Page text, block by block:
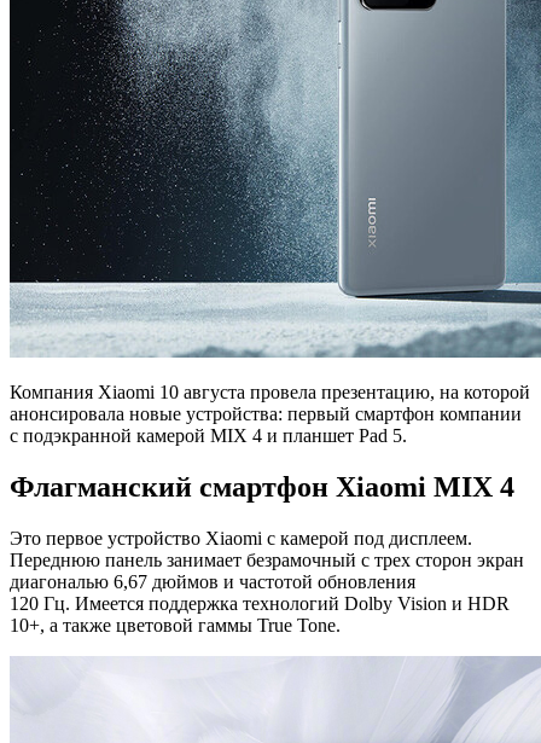
Компания Xiaomi 10 августа провела презентацию, на которой
анонсировала новые устройства: первый смартфон компании
с подэкранной камерой MIX 4 и планшет Pad 5.
Флагманский смартфон Xiaomi MIX 4
Это первое устройство Xiaomi с камерой под дисплеем.
Переднюю панель занимает безрамочный с трех сторон экран
диагональю 6,67 дюймов и частотой обновления
120 Гц. Имеется поддержка технологий Dolby Vision и HDR
10+, а также цветовой гаммы True Tone.